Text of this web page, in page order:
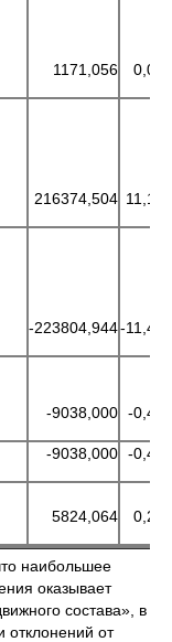
1171,056 0,060
216374,504 11,100
-223804,944-11,481
-9038,000 -0,464
-9038,000 -0,464
5824,064 0,299
наибольшее
оказывает
состава», в
от